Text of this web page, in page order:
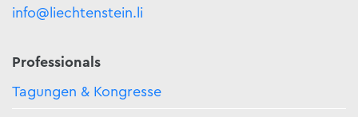
info@liechtenstein.li
Professionals
Tagungen & Kongresse